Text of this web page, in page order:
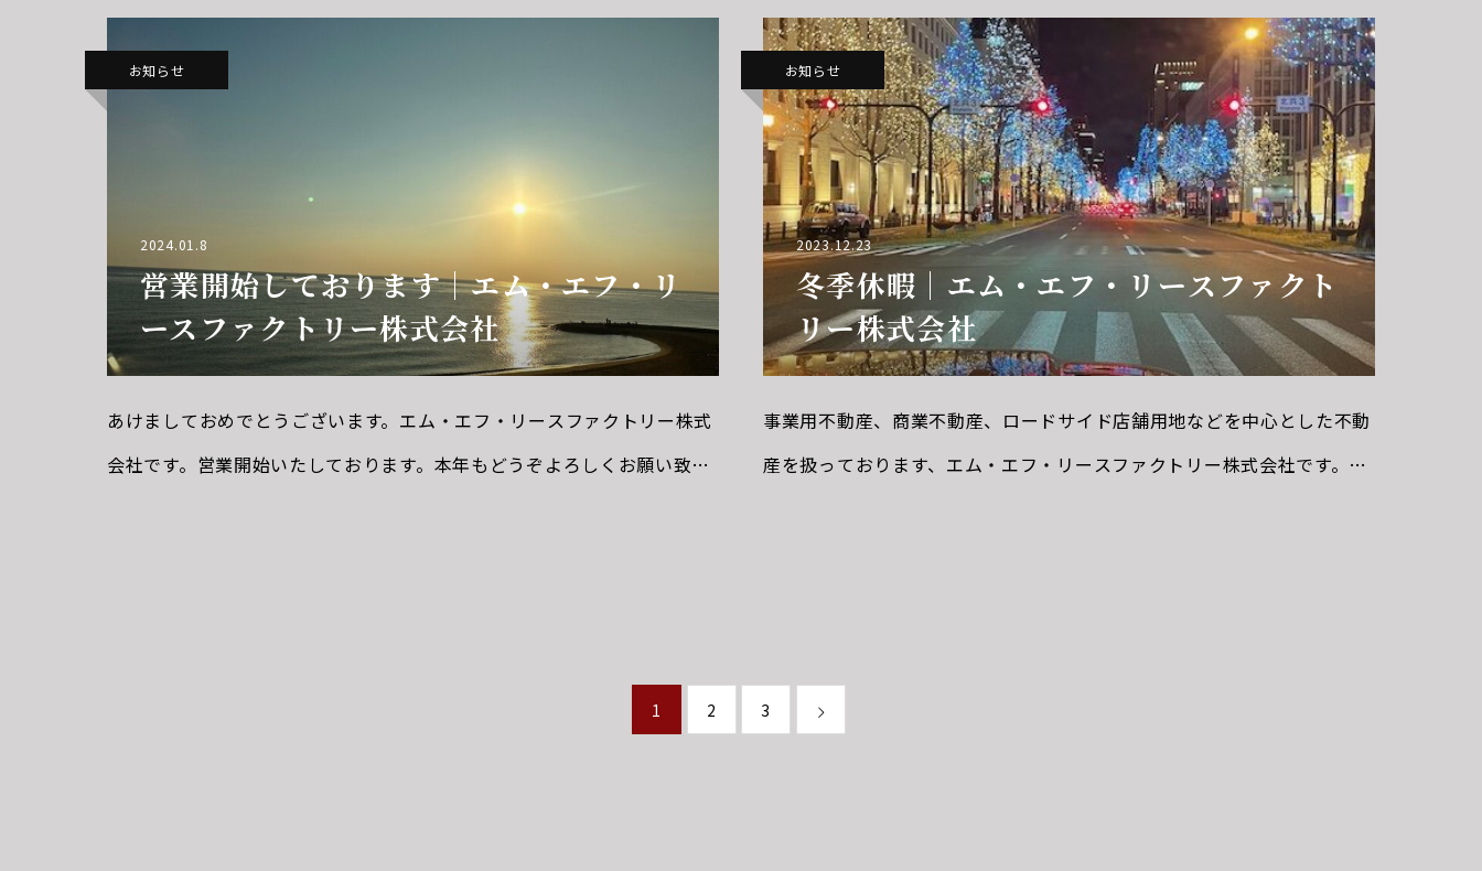
の基本
お知らせ
2024.01.8
営業開始しております｜エム・エフ・リ
ースファクトリー株式会社
あけましておめでとうございます。エム・エフ・リースファクトリー株式
会社です。営業開始いたしております。本年もどうぞよろしくお願い致し
お知らせ
2023.12.23
冬季休暇｜エム・エフ・リースファクト
リー株式会社
事業用不動産、商業不動産、ロードサイド店舗用地などを中心とした不動
産を扱っております、エム・エフ・リースファクトリー株式会社です。冬
1 2 3